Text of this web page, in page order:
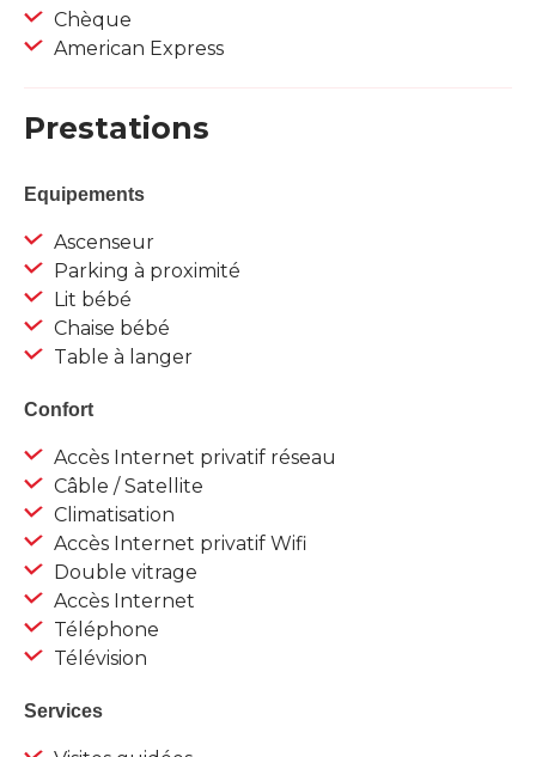
Chèque
American Express
Prestations
Equipements
Ascenseur
Parking à proximité
Lit bébé
Chaise bébé
Table à langer
Confort
Accès Internet privatif réseau
Câble / Satellite
Climatisation
Accès Internet privatif Wifi
Double vitrage
Accès Internet
Téléphone
Télévision
Services